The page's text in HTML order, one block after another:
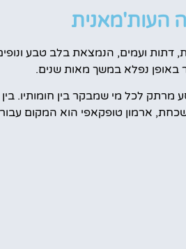
מומלץ?
לחצו
פה!
העות'מאנית
ועמים, הנמצאת בלב טבע
באופן נפלא במשך מאות שנים.
לכל מי שמבקר בין חומותיו.
ארמון טופקאפי הוא המקום